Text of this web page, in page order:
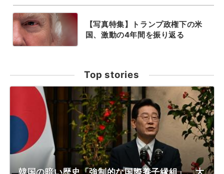
【写真特集】トランプ政権下の米
国、激動の4年間を振り返る
Top stories
韓国の暗い歴史「強制的な国際養子縁組」、大